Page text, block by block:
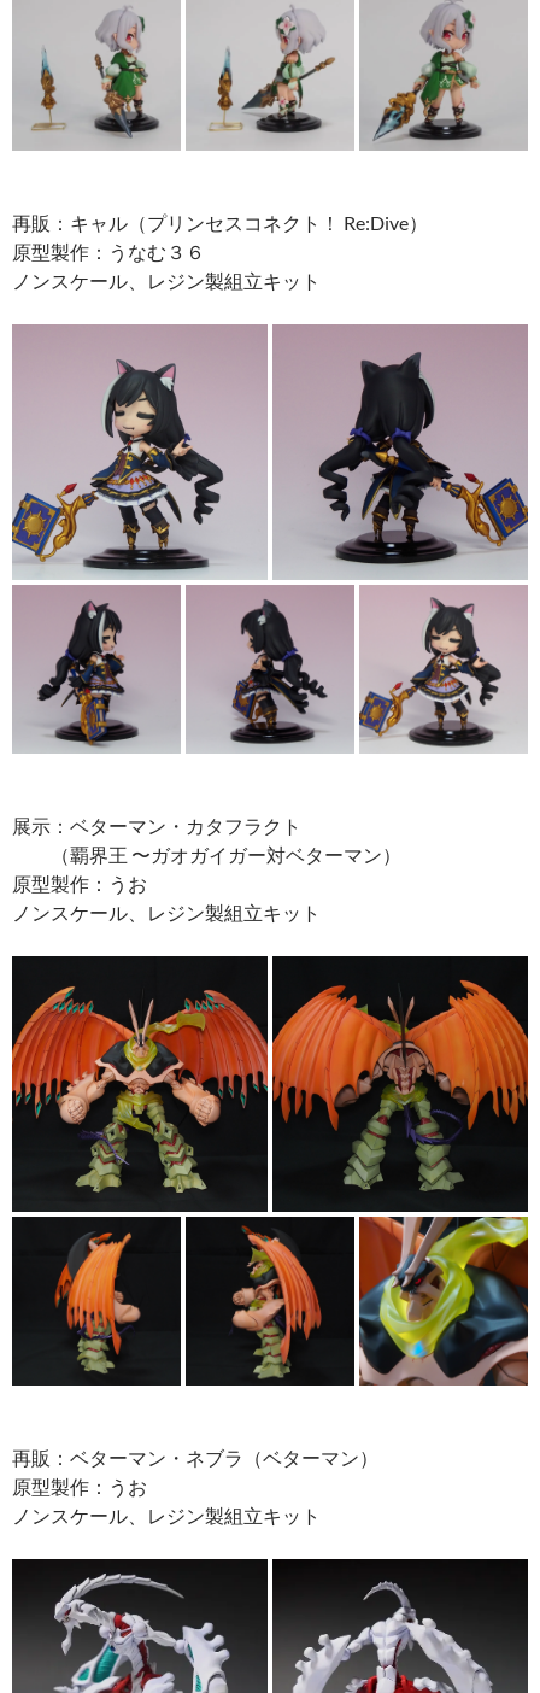
再販：キャル（プリンセスコネクト！ Re:Dive）
原型製作：うなむ３６
ノンスケール、レジン製組立キット
展示：ベターマン・カタフラクト
（覇界王 〜ガオガイガー対ベターマン）
原型製作：うお
ノンスケール、レジン製組立キット
再販：ベターマン・ネブラ（ベターマン）
原型製作：うお
ノンスケール、レジン製組立キット